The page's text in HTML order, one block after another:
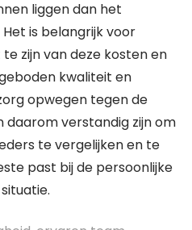
liggen dan het
is belangrijk voor
zijn van deze kosten en
kwaliteit en
opwegen tegen de
daarom verstandig zijn om
te vergelijken en te
past bij de persoonlijke